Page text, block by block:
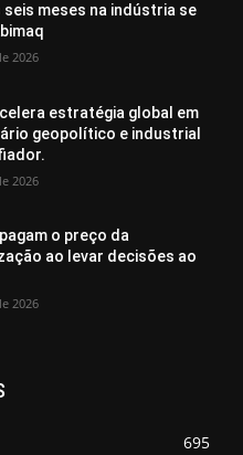
seis meses na indústria se
2026
estratégia global em
geopolítico e industrial
2026
o preço da
ao levar decisões ao
2026
695